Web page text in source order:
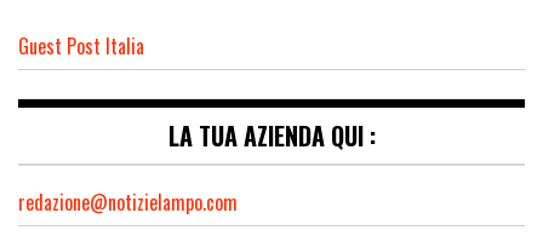
Guest Post Italia
LA TUA AZIENDA QUI :
redazione@notizielampo.com